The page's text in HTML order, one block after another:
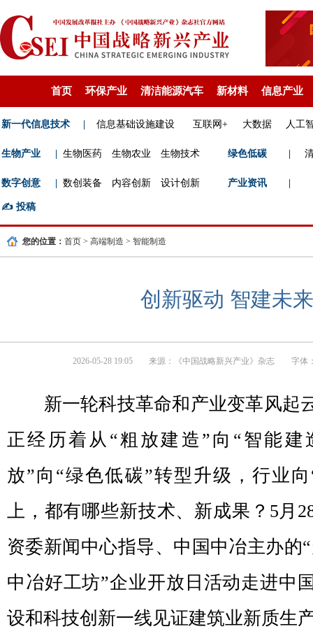
首页 环保产业 清洁能源汽车 新材料 信息产业
新一代信息技术 信息基础设施建设 互联网+ 大数据 人工
生物产业 生物医药 生物农业 生物技术 绿色低碳
数字创意 数创装备 内容创新 设计创新 产业资讯
✍️ 投稿
您的位置： 首页 > 高端制造 > 智能制造
创新驱动 智建未来
2026-05-28 19:05 来源： 《中国战略新兴产业》杂志 字体
新一轮科技革命和产业变革风起
正经历着从“粗放建造”向“智能建
放”向“绿色低碳”转型升级，行业
上，都有哪些新技术、新成果？5月
资委新闻中心指导、中国中冶主办的
中冶好工坊”企业开放日活动走进中
设和科技创新一线见证建筑业新质生